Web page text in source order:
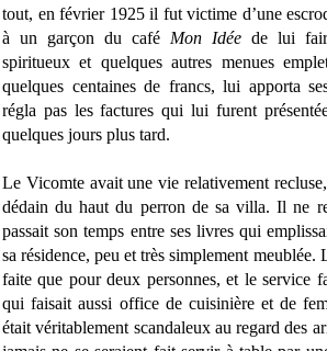
tout, en février 1925 il fut victime d’une
à un garçon du café Mon Idée de lui
spiritueux et quelques autres menues
quelques centaines de francs, lui apporta
régla pas les factures qui lui furent
quelques jours plus tard.
Le Vicomte avait une vie relativement
dédain du haut du perron de sa villa. Il ne
passait son temps entre ses livres qui
sa résidence, peu et très simplement meublée.
faite que pour deux personnes, et le service
qui faisait aussi office de cuisinière et de
était véritablement scandaleux au regard des